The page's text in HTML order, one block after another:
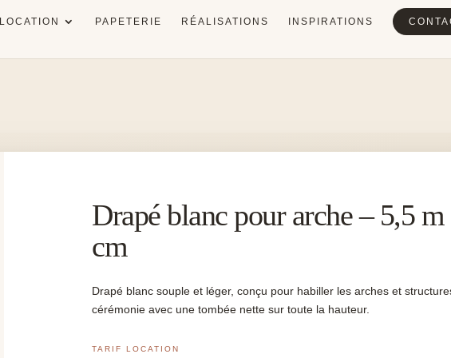
LOCATION PAPETERIE RÉALISATIONS INSPIRATIONS
Drapé blanc pour arche – 5,5
cm
Drapé blanc souple et léger, conçu pour habiller les arches et
cérémonie avec une tombée nette sur toute la hauteur.